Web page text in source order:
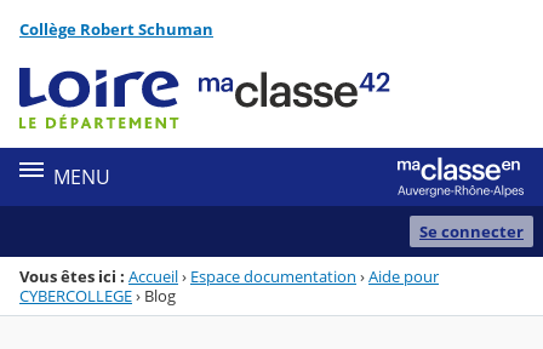
Menu de la rubrique
Contenu
Collège Robert Schuman
MENU
Se connecter
Vous êtes ici : Accueil› Espace documentation ›Aide pour
CYBERCOLLEGE› Blog